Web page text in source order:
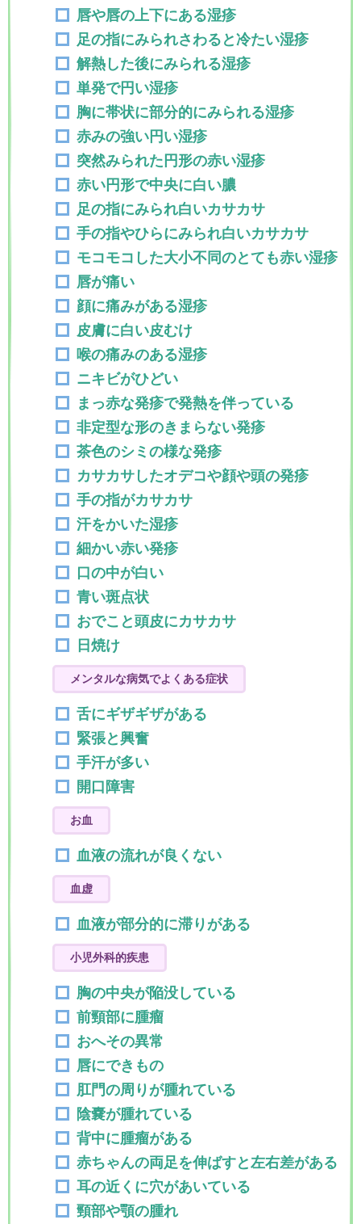
唇や唇の上下にある湿疹
足の指にみられさわると冷たい湿疹
解熱した後にみられる湿疹
単発で円い湿疹
胸に帯状に部分的にみられる湿疹
赤みの強い円い湿疹
突然みられた円形の赤い湿疹
赤い円形で中央に白い膿
足の指にみられ白いカサカサ
手の指やひらにみられ白いカサカサ
モコモコした大小不同のとても赤い湿疹
唇が痛い
顔に痛みがある湿疹
皮膚に白い皮むけ
喉の痛みのある湿疹
ニキビがひどい
まっ赤な発疹で発熱を伴っている
非定型な形のきまらない発疹
茶色のシミの様な発疹
カサカサしたオデコや顔や頭の発疹
手の指がカサカサ
汗をかいた湿疹
細かい赤い発疹
口の中が白い
青い斑点状
おでこと頭皮にカサカサ
日焼け
メンタルな病気でよくある症状
舌にギザギザがある
緊張と興奮
手汗が多い
開口障害
お血
血液の流れが良くない
血虚
血液が部分的に滞りがある
小児外科的疾患
胸の中央が陥没している
前頸部に腫瘤
おへその異常
唇にできもの
肛門の周りが腫れている
陰嚢が腫れている
背中に腫瘤がある
赤ちゃんの両足を伸ばすと左右差がある
耳の近くに穴があいている
頸部や顎の腫れ